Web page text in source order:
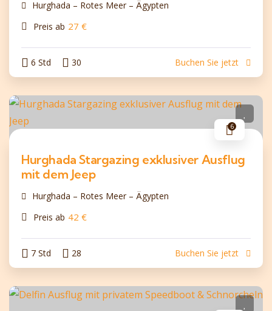
Hurghada – Rotes Meer – Ägypten
Preis ab 27 €
6 Std 30 Buchen Sie jetzt
6
Hurghada Stargazing exklusiver Ausflug
mit dem Jeep
Hurghada – Rotes Meer – Ägypten
Preis ab 42 €
7 Std 28 Buchen Sie jetzt